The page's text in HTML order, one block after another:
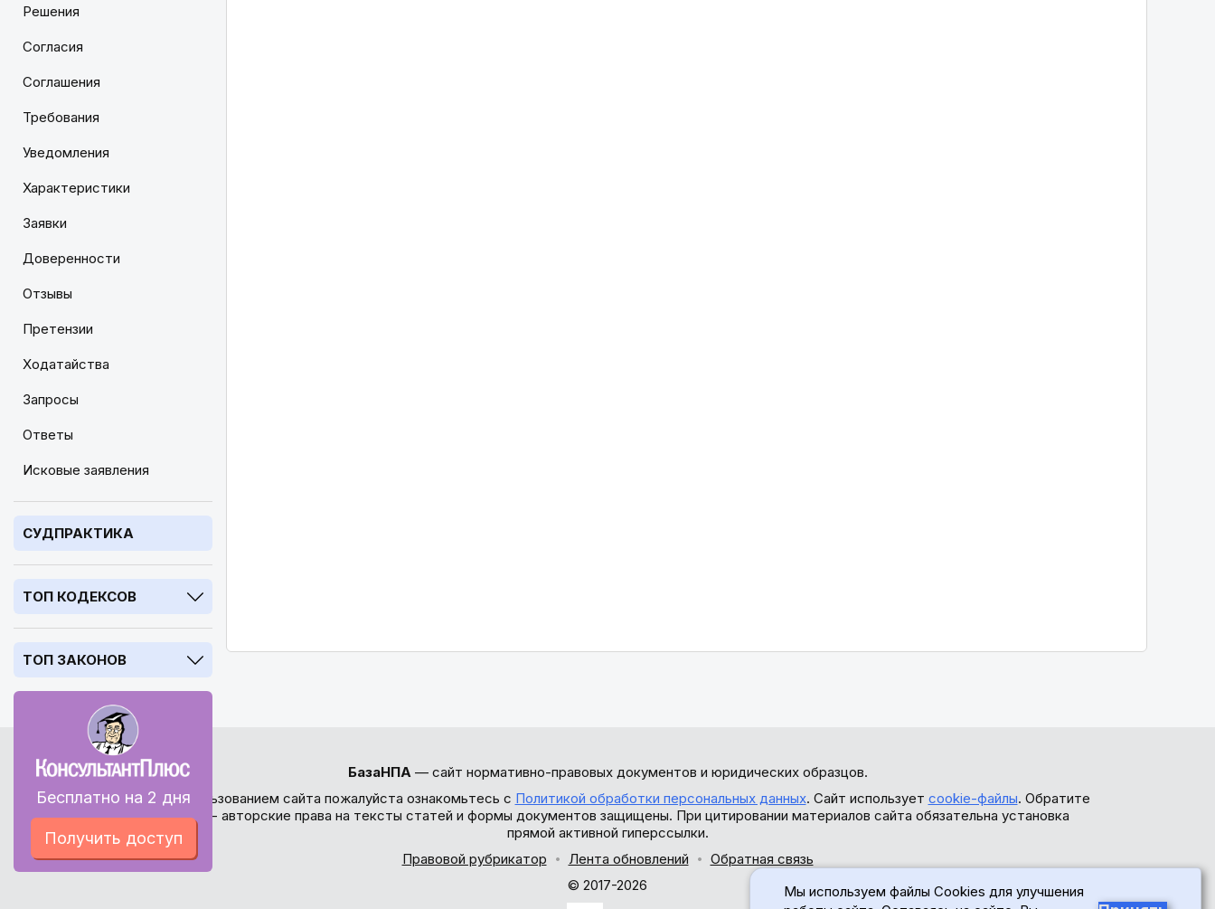
Решения
Согласия
Соглашения
Требования
Уведомления
Характеристики
Заявки
Доверенности
Отзывы
Претензии
Ходатайства
Запросы
Ответы
Исковые заявления
СУДПРАКТИКА
ТОП КОДЕКСОВ
ТОП ЗАКОНОВ
Бесплатно на 2 дня
Получить доступ
БазаНПА— сайт нормативно-правовых документов и юридических образцов.
Перед использованием сайта пожалуйста ознакомьтесь с Политикой обработки персональных данных. Сайт использует cookie-файлы. Обратите
внимание - авторские права на тексты статей и формы документов защищены. При цитировании материалов сайта обязательна установка
прямой активной гиперссылки.
Правовой рубрикатор
Лента обновлений
Обратная связь
© 2017-2026
Мы используем файлы Cookies для улучшения